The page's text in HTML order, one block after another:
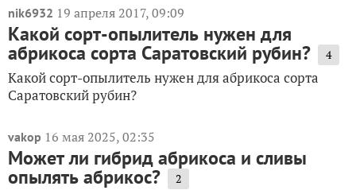
nik6932 19 апреля 2017, 09:09
Какой сорт-опылитель нужен для
абрикоса сорта Саратовский рубин? 4
Какой сорт-опылитель нужен для абрикоса сорта
Саратовский рубин?
vakop 16 мая 2025, 02:35
Может ли гибрид абрикоса и сливы
опылять абрикос? 2